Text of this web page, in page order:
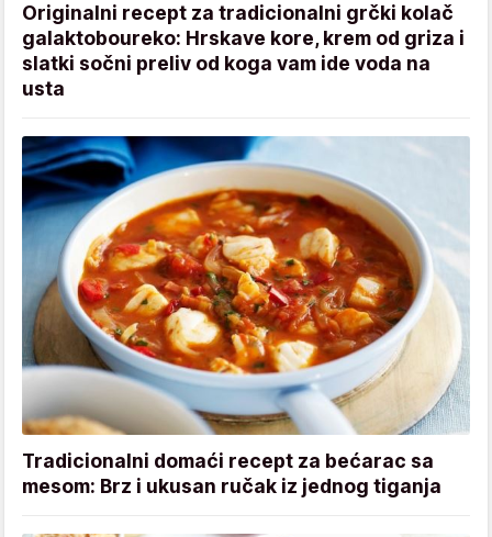
Originalni recept za tradicionalni grčki kolač
galaktoboureko: Hrskave kore, krem od griza i
slatki sočni preliv od koga vam ide voda na
usta
Tradicionalni domaći recept za bećarac sa
mesom: Brz i ukusan ručak iz jednog tiganja